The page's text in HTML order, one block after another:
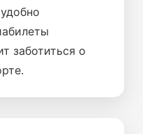
заботиться о